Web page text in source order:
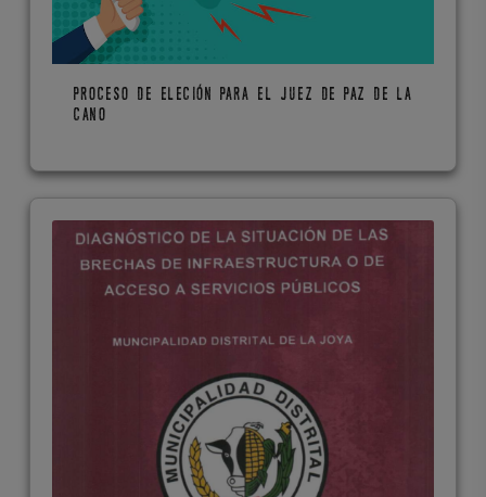
PROCESO DE ELECIÓN PARA EL JUEZ DE PAZ DE LA
CANO